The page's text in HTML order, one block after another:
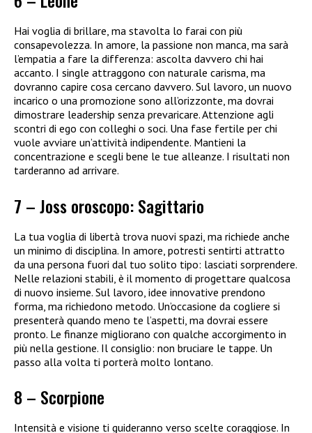
Hai voglia di brillare, ma stavolta lo farai con più
consapevolezza. In amore, la passione non manca, ma sarà
l’empatia a fare la differenza: ascolta davvero chi hai
accanto. I single attraggono con naturale carisma, ma
dovranno capire cosa cercano davvero. Sul lavoro, un nuovo
incarico o una promozione sono all’orizzonte, ma dovrai
dimostrare leadership senza prevaricare. Attenzione agli
scontri di ego con colleghi o soci. Una fase fertile per chi
vuole avviare un’attività indipendente. Mantieni la
concentrazione e scegli bene le tue alleanze. I risultati non
tarderanno ad arrivare.
7 – Joss oroscopo: Sagittario
La tua voglia di libertà trova nuovi spazi, ma richiede anche
un minimo di disciplina. In amore, potresti sentirti attratto
da una persona fuori dal tuo solito tipo: lasciati sorprendere.
Nelle relazioni stabili, è il momento di progettare qualcosa
di nuovo insieme. Sul lavoro, idee innovative prendono
forma, ma richiedono metodo. Un’occasione da cogliere si
presenterà quando meno te l’aspetti, ma dovrai essere
pronto. Le finanze migliorano con qualche accorgimento in
più nella gestione. Il consiglio: non bruciare le tappe. Un
passo alla volta ti porterà molto lontano.
8 – Scorpione
Intensità e visione ti guideranno verso scelte coraggiose. In